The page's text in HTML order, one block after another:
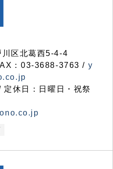
区北葛西5-4-4
：03-3688-3763 / y
休日：日曜日・祝祭